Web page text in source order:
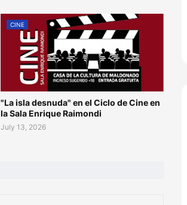
CINE
"La isla desnuda" en el Ciclo de Cine en
la Sala Enrique Raimondi
July 13, 2026